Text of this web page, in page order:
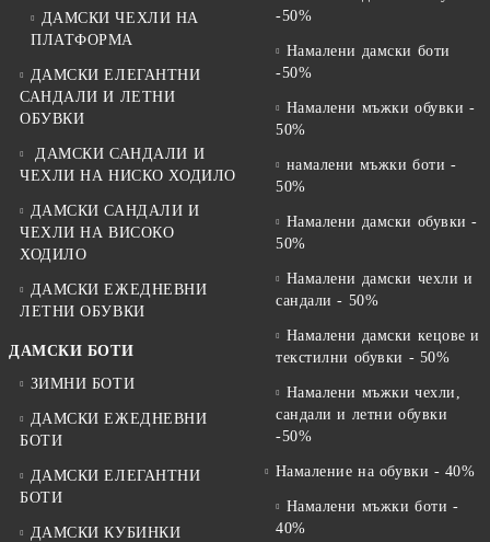
ДАМСКИ ЧЕХЛИ НА
ПЛАТФОРМА
ДАМСКИ ЕЛЕГАНТНИ
САНДАЛИ И ЛЕТНИ
ОБУВКИ
ДАМСКИ САНДАЛИ И
ЧЕХЛИ НА НИСКО ХОДИЛО
ДАМСКИ САНДАЛИ И
ЧЕХЛИ НА ВИСОКО
ХОДИЛО
ДАМСКИ ЕЖЕДНЕВНИ
ЛЕТНИ ОБУВКИ
ДАМСКИ БОТИ
ЗИМНИ БОТИ
ДАМСКИ ЕЖЕДНЕВНИ
БОТИ
ДАМСКИ ЕЛЕГАНТНИ
БОТИ
ДАМСКИ КУБИНКИ
-50%
Намалени дамски боти
-50%
Намалени мъжки обувки -
50%
намалени мъжки боти -
50%
Намалени дамски обувки -
50%
Намалени дамски чехли и
сандали - 50%
Намалени дамски кецове и
текстилни обувки - 50%
Намалени мъжки чехли,
сандали и летни обувки
-50%
Намаление на обувки - 40%
Намалени мъжки боти -
40%